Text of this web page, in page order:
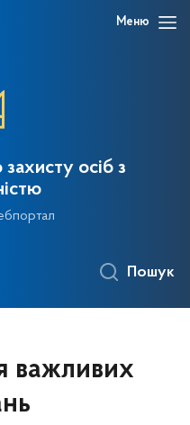
Меню
осіб з
Пошук
важливих